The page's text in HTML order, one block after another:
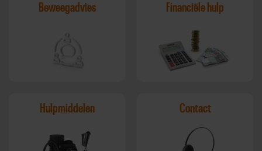
Beweegadvies Financiële hulp
Hulpmiddelen Contact